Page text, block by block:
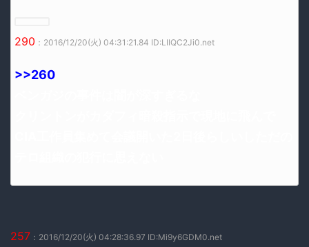
290 ：2016/12/20(火) 04:31:21.84 ID:LIIQC2Ji0.net
>>260
257 ：2016/12/20(火) 04:28:36.97 ID:Mi9y6GDM0.net